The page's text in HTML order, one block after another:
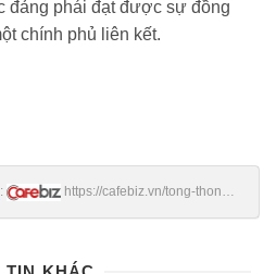
đảng phái đạt được sự đồng
chính phủ liên kết.
:
https://cafebiz.vn/tong-thong-